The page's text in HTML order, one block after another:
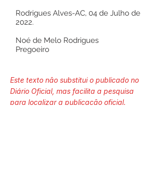
Rodrigues Alves-AC, 04 de Julho de
2022.
Noé de Melo Rodrigues
Pregoeiro
Este texto não substitui o publicado no
Diário Oficial, mas facilita a pesquisa
para localizar a publicação oficial.